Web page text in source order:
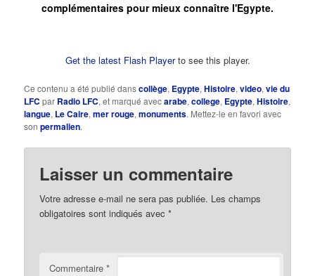
complémentaires pour mieux connaître l'Egypte.
Get the latest Flash Playerto see this player.
Ce contenu a été publié danscollège, Egypte,Histoire,video,vie du
LFC par Radio LFC, et marqué avecarabe,college, Egypte,Histoire,
langue, Le Caire,mer rouge,monuments. Mettez-le en favori avec
sonpermalien.
Laisser un commentaire
Votre adresse e-mail ne sera pas publiée. Les champs
obligatoires sont indiqués avec*
Commentaire*